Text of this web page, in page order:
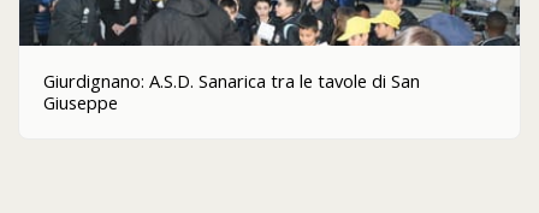
Giurdignano: A.S.D. Sanarica tra le tavole di San
Giuseppe